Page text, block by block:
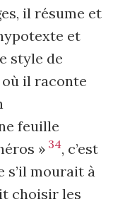
il résume et
et
style de
il raconte
feuille
» 34, c’est
s’il mourait à
choisir les